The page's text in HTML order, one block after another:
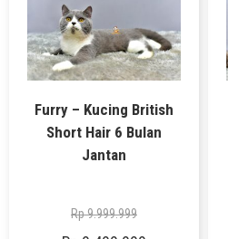
Furry – Kucing British
Short Hair 6 Bulan
Jantan
Rp9.999.999